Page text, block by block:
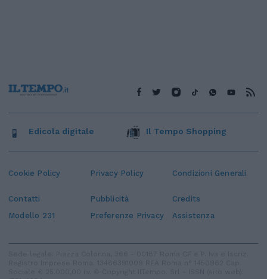
Cookie Policy Privacy Policy Condizioni Generali
Contatti Pubblicità
Credits
Modello 231
Preferenze Privacy Assistenza
Edicola digitale Il Tempo Shopping